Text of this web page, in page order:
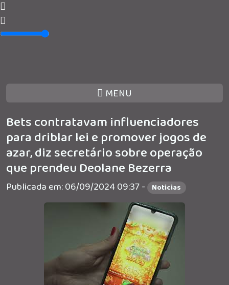
MENU
Bets contratavam influenciadores
para driblar lei e promover jogos de
azar, diz secretário sobre operação
que prendeu Deolane Bezerra
Publicada em: 06/09/2024 09:37 - Noticias